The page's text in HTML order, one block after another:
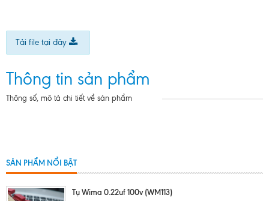
Tải file tại đây
Thông tin sản phẩm
Thông số, mô tả chi tiết về sản phẩm
SẢN PHẨM NỔI BẬT
Tụ Wima 0.22uf 100v (WM113)